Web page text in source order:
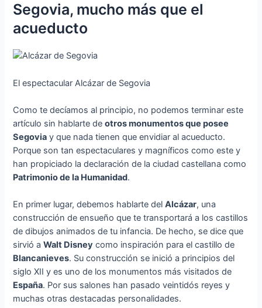
Segovia, mucho más que el
acueducto
El espectacular Alcázar de Segovia
Como te decíamos al principio, no podemos terminar este
artículo sin hablarte deotros monumentos que posee
Segovia y que nada tienen que envidiar al acueducto.
Porque son tan espectaculares y magníficos como este y
han propiciado la declaración de la ciudad castellana como
Patrimonio de la Humanidad.
En primer lugar, debemos hablarte delAlcázar, una
construcción de ensueño que te transportará a los castillos
de dibujos animados de tu infancia. De hecho, se dice que
sirvió aWalt Disney como inspiración para el castillo de
Blancanieves. Su construcción se inició a principios del
siglo XII y es uno de los monumentos más visitados de
España. Por sus salones han pasado veintidós reyes y
muchas otras destacadas personalidades.